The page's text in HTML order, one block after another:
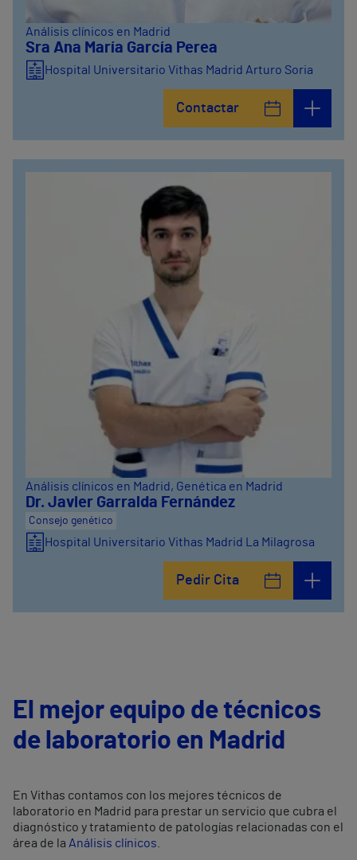
Análisis clínicos en Madrid
Sra Ana María García Perea
Hospital Universitario Vithas Madrid Arturo Soria
Contactar
Análisis clínicos en Madrid, Genética en Madrid
Dr. Javier Garralda Fernández
Consejo genético
Hospital Universitario Vithas Madrid La Milagrosa
Pedir Cita
El mejor equipo de técnicos
de laboratorio en Madrid
En Vithas contamos con los mejores técnicos de
laboratorio en Madrid para prestar un servicio que cubra el
diagnóstico y tratamiento de patologías relacionadas con el
área de la Análisis clínicos